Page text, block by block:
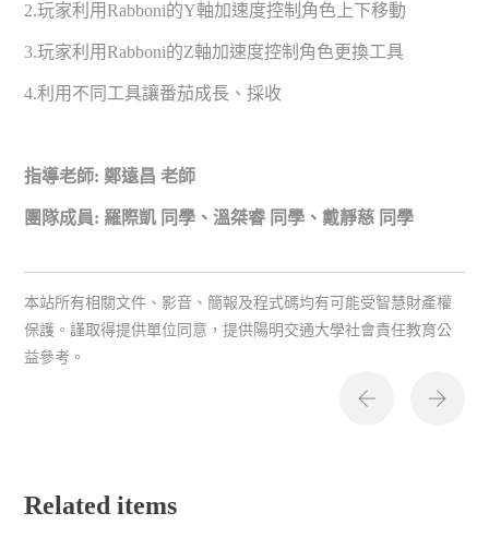
2.玩家利用Rabboni的Y軸加速度控制角色上下移動
3.玩家利用Rabboni的Z軸加速度控制角色更換工具
4.利用不同工具讓番茄成長、採收
指導老師: 鄭遠昌 老師
團隊成員: 羅際凱 同學、溫桀睿 同學、戴靜慈 同學
本站所有相關文件、影音、簡報及程式碼均有可能受智慧財產權
保護。謹取得提供單位同意，提供陽明交通大學社會責任教育公
益參考。
Related items